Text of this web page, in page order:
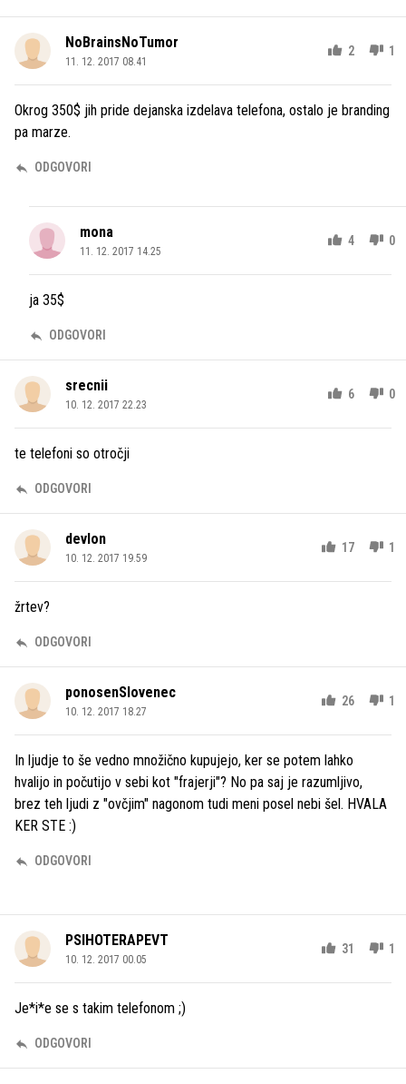
NoBrainsNoTumor
11. 12. 2017 08.41
2 1
Okrog 350$ jih pride dejanska izdelava telefona, ostalo je branding
pa marze.
ODGOVORI
mona
11. 12. 2017 14.25
4 0
ja 35$
ODGOVORI
srecnii
10. 12. 2017 22.23
6 0
te telefoni so otročji
ODGOVORI
devlon
10. 12. 2017 19.59
17 1
žrtev?
ODGOVORI
ponosenSlovenec
10. 12. 2017 18.27
26 1
In ljudje to še vedno množično kupujejo, ker se potem lahko
hvalijo in počutijo v sebi kot "frajerji"? No pa saj je razumljivo,
brez teh ljudi z "ovčjim" nagonom tudi meni posel nebi šel. HVALA
KER STE :)
ODGOVORI
PSIHOTERAPEVT
10. 12. 2017 00.05
31 1
Je*i*e se s takim telefonom ;)
ODGOVORI